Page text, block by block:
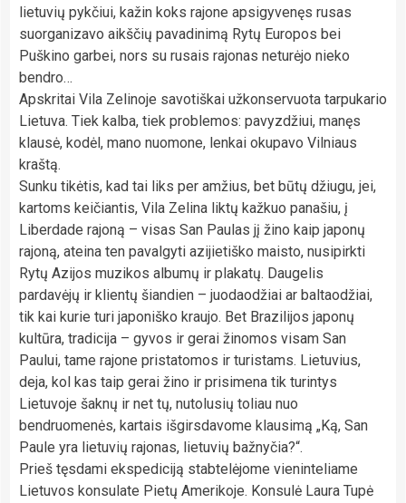
lietuvių pykčiui, kažin koks rajone apsigyvenęs rusas
suorganizavo aikščių pavadinimą Rytų Europos bei
Puškino garbei, nors su rusais rajonas neturėjo nieko
bendro…
Apskritai Vila Zelinoje savotiškai užkonservuota tarpukario
Lietuva. Tiek kalba, tiek problemos: pavyzdžiui, manęs
klausė, kodėl, mano nuomone, lenkai okupavo Vilniaus
kraštą.
Sunku tikėtis, kad tai liks per amžius, bet būtų džiugu, jei,
kartoms keičiantis, Vila Zelina liktų kažkuo panašiu, į
Liberdade rajoną – visas San Paulas jį žino kaip japonų
rajoną, ateina ten pavalgyti azijietiško maisto, nusipirkti
Rytų Azijos muzikos albumų ir plakatų. Daugelis
pardavėjų ir klientų šiandien – juodaodžiai ar baltaodžiai,
tik kai kurie turi japoniško kraujo. Bet Brazilijos japonų
kultūra, tradicija – gyvos ir gerai žinomos visam San
Paului, tame rajone pristatomos ir turistams. Lietuvius,
deja, kol kas taip gerai žino ir prisimena tik turintys
Lietuvoje šaknų ir net tų, nutolusių toliau nuo
bendruomenės, kartais išgirsdavome klausimą „Ką, San
Paule yra lietuvių rajonas, lietuvių bažnyčia?“.
Prieš tęsdami ekspediciją stabtelėjome vieninteliame
Lietuvos konsulate Pietų Amerikoje. Konsulė Laura Tupė